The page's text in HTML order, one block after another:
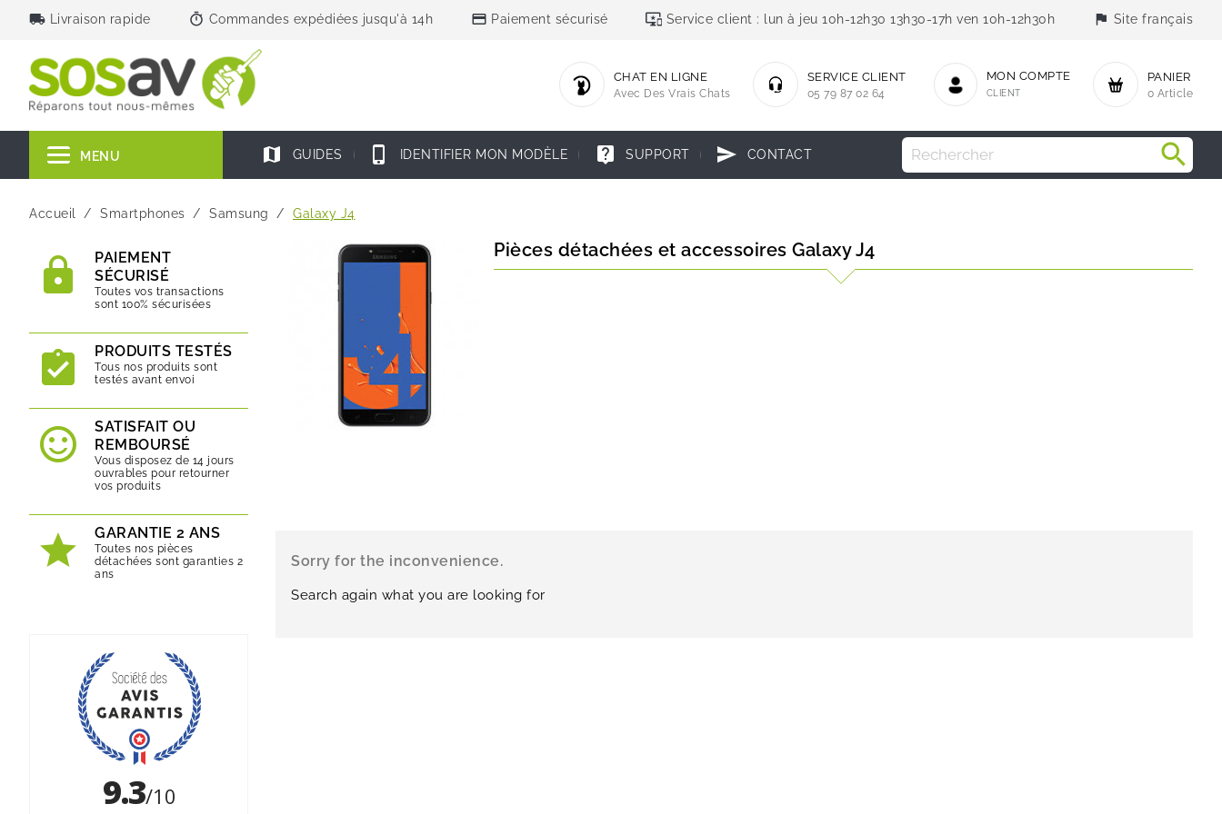
local_shipping Livraison rapide timer Commandes expédiées jusqu'à 14h credit_card Paiement sécurisé important_devices Service client : lun à jeu 10h-12h30 13h30-17h ven 10h-12h30h flag Site français
PANIER
0 Article
MON COMPTE
CLIENT
SERVICE CLIENT
05 79 87 02 64
CHAT EN LIGNE
Avec Des Vrais Chats
MENU map GUIDES phone_iphone IDENTIFIER MON MODÈLE live_help SUPPORT send CONTACT
Accueil Smartphones Samsung Galaxy J4
PAIEMENT
SÉCURISÉ
Toutes vos transactions
sont 100% sécurisées
PRODUITS TESTÉS
Tous nos produits sont
testés avant envoi
SATISFAIT OU
REMBOURSÉ
Vous disposez de 14 jours
ouvrables pour retourner
vos produits
GARANTIE 2 ANS
Toutes nos pièces
détachées sont garanties 2
ans
Pièces détachées et accessoires Galaxy J4
Sorry for the inconvenience.
Search again what you are looking for